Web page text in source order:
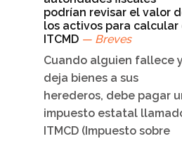
podrían revisar el valor
los activos para calcular
ITCMD — Breves
Cuando alguien fallece y
deja bienes a sus
herederos, debe pagar
impuesto estatal
ITMCD (Impuesto sobre